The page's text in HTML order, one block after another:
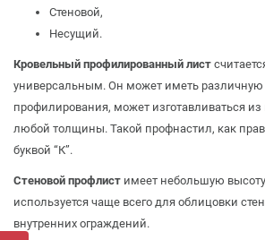
Стеновой,
Несущий.
Кровельный профилированный лист
универсальным. Он может иметь различную
профилирования, может изготавливаться
любой толщины. Такой профнастил, как
буквой “К”.
Стеновой профлист имеет небольшую
используется чаще всего для облицовки
внутренних ограждений.